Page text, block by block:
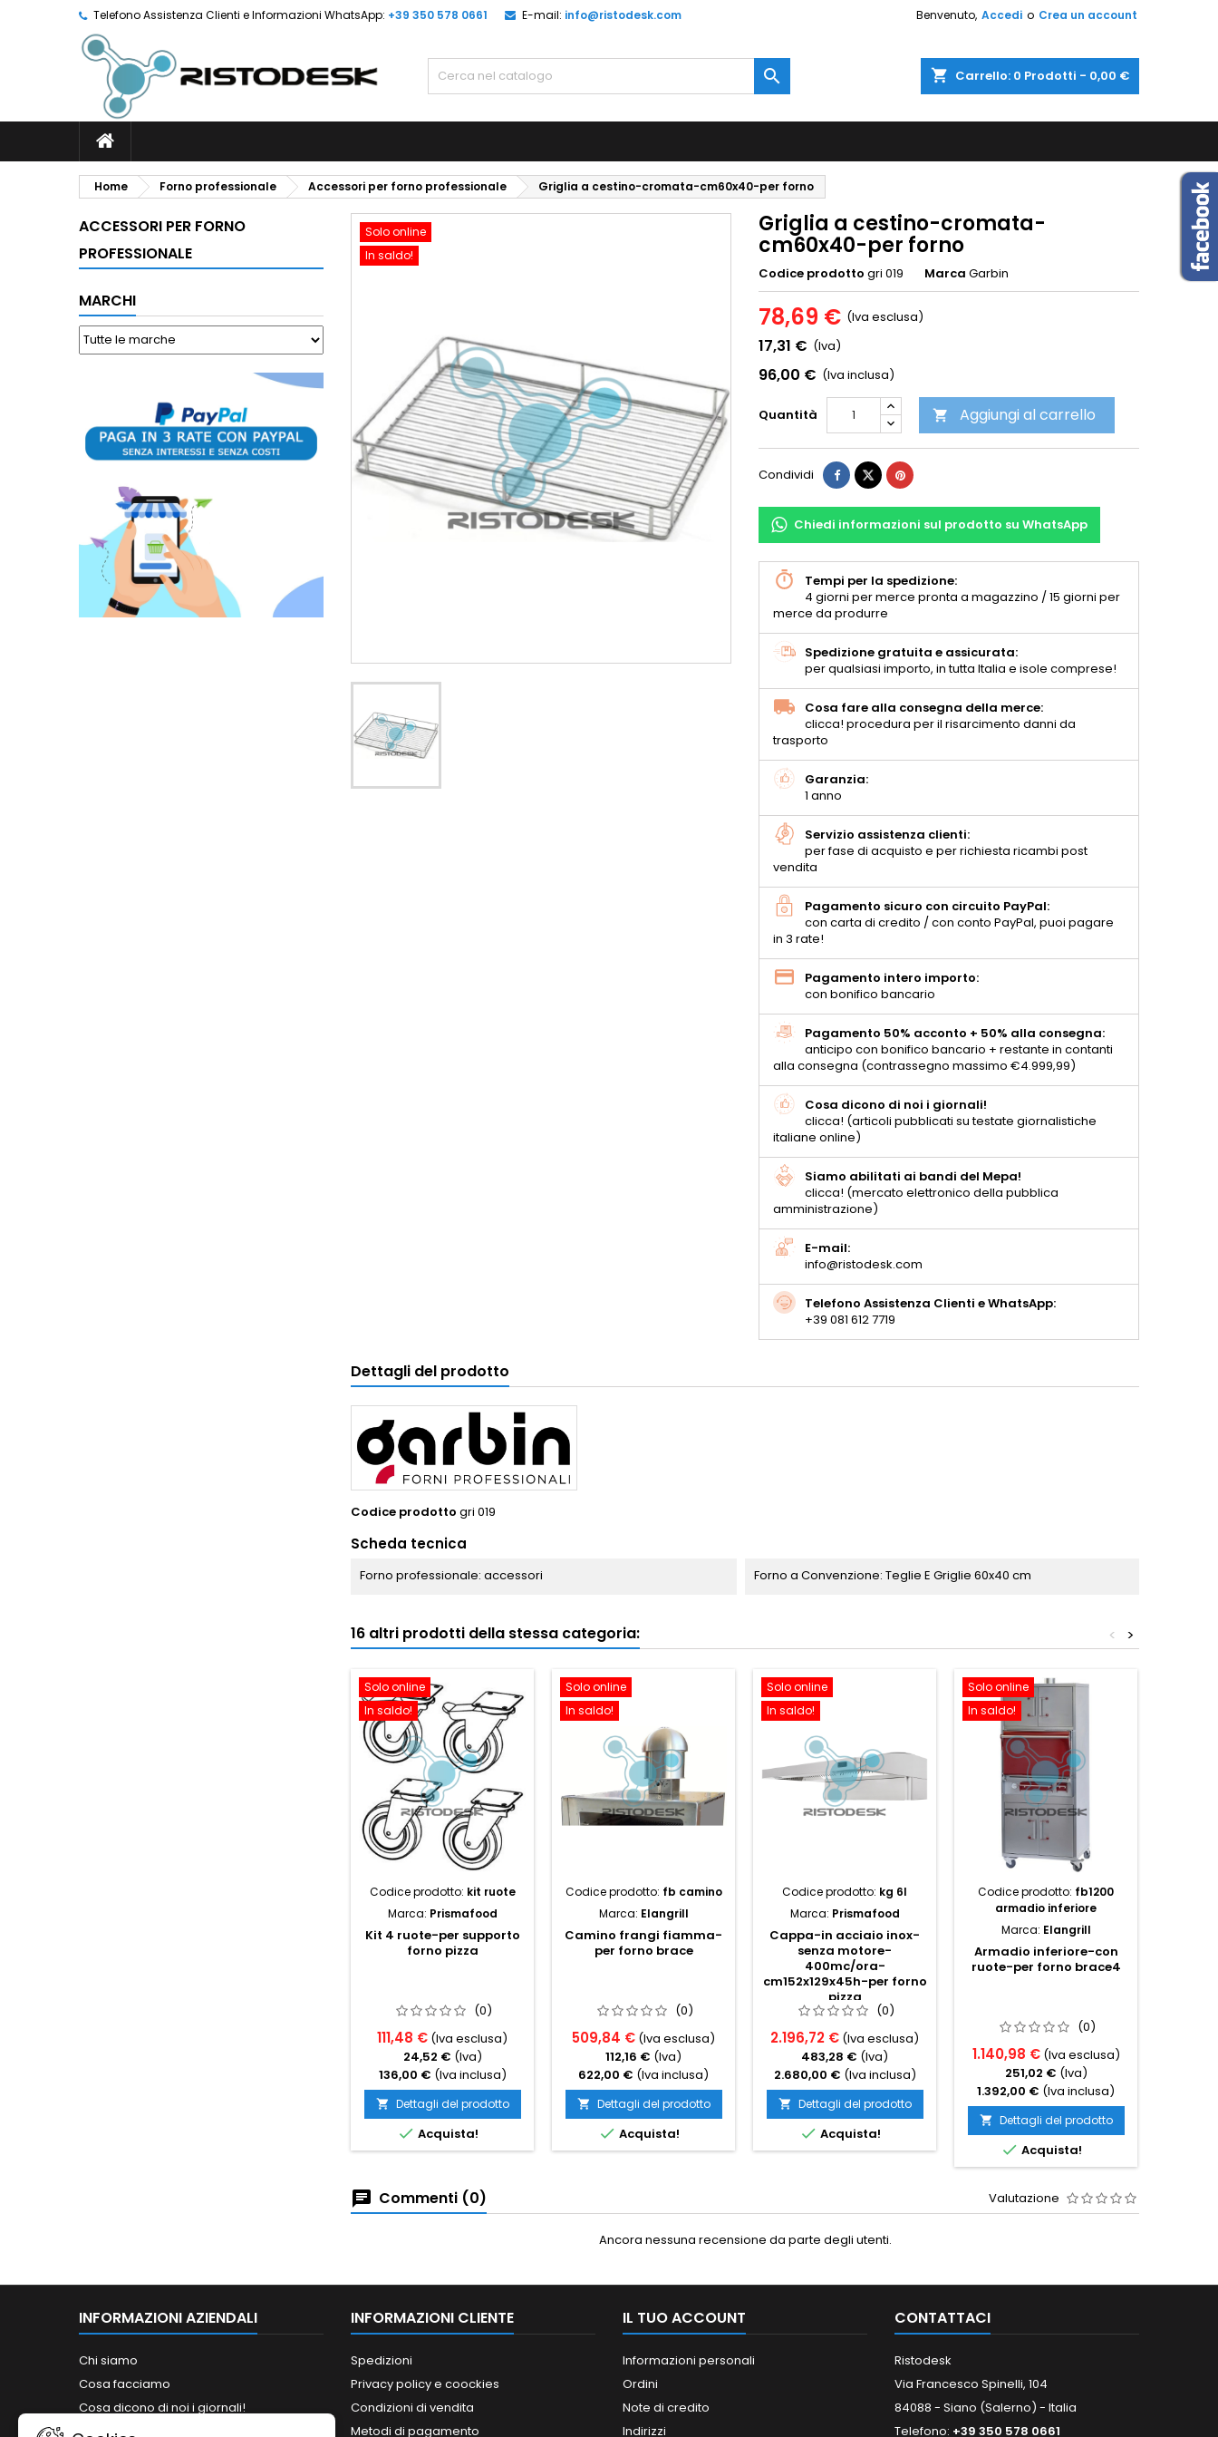
Telefono Assistenza Clienti e Informazioni WhatsApp: +39 350 578 0661 E-mail: info@ristodesk.com Benvenuto, Accedi o Crea un account
shopping_cart Carrello: 0 Prodotti - 0,00 €

Home Forno professionale Accessori per forno professionale Griglia a cestino-cromata-cm60x40-per forno
ACCESSORI PER FORNO
PROFESSIONALE
MARCHI
Solo online
In saldo!
Griglia a cestino-cromata-
cm60x40-per forno
Codice prodotto gri 019 Marca Garbin
78,69 € (Iva esclusa)
17,31 € (Iva)
96,00 € (Iva inclusa)
Quantità  Aggiungi al carrello
Condividi
Chiedi informazioni sul prodotto su WhatsApp
Tempi per la spedizione:
4 giorni per merce pronta a magazzino / 15 giorni per
merce da produrre
Spedizione gratuita e assicurata:
per qualsiasi importo, in tutta Italia e isole comprese!
Cosa fare alla consegna della merce:
clicca! procedura per il risarcimento danni da
trasporto
Garanzia:
1 anno
Servizio assistenza clienti:
per fase di acquisto e per richiesta ricambi post
vendita
Pagamento sicuro con circuito PayPal:
con carta di credito / con conto PayPal, puoi pagare
in 3 rate!
Pagamento intero importo:
con bonifico bancario
Pagamento 50% acconto + 50% alla consegna:
anticipo con bonifico bancario + restante in contanti
alla consegna (contrassegno massimo €4.999,99)
Cosa dicono di noi i giornali!
clicca! (articoli pubblicati su testate giornalistiche
italiane online)
Siamo abilitati ai bandi del Mepa!
clicca! (mercato elettronico della pubblica
amministrazione)
E-mail:
info@ristodesk.com
Telefono Assistenza Clienti e WhatsApp:
+39 081 612 7719
Dettagli del prodotto
Codice prodotto gri 019
Scheda tecnica
Forno professionale: accessori Forno a Convenzione: Teglie E Griglie 60x40 cm
16 altri prodotti della stessa categoria: >
<
Solo online
In saldo!
Codice prodotto: kit ruote
Marca: Prismafood
Kit 4 ruote-per supporto
forno pizza
(0)
111,48 € (Iva esclusa)
24,52 € (Iva)
136,00 € (Iva inclusa)
 Dettagli del prodotto
 Acquista!
Solo online
In saldo!
Codice prodotto: fb camino
Marca: Elangrill
Camino frangi fiamma-
per forno brace
(0)
509,84 € (Iva esclusa)
112,16 € (Iva)
622,00 € (Iva inclusa)
 Dettagli del prodotto
 Acquista!
Solo online
In saldo!
Codice prodotto: kg 6l
Marca: Prismafood
Cappa-in acciaio inox-
senza motore-
400mc/ora-
cm152x129x45h-per forno
pizza
(0)
2.196,72 € (Iva esclusa)
483,28 € (Iva)
2.680,00 € (Iva inclusa)
 Dettagli del prodotto
 Acquista!
Solo online
In saldo!
Codice prodotto: fb1200
armadio inferiore
Marca: Elangrill
Armadio inferiore-con
ruote-per forno brace4
(0)
1.140,98 € (Iva esclusa)
251,02 € (Iva)
1.392,00 € (Iva inclusa)
 Dettagli del prodotto
 Acquista!
Commenti (0) Valutazione
Ancora nessuna recensione da parte degli utenti.
INFORMAZIONI AZIENDALI
Chi siamo
Cosa facciamo
Cosa dicono di noi i giornali!
Siamo abilitati ai bandi del MePA!
INFORMAZIONI CLIENTE
Spedizioni
Privacy policy e coockies
Condizioni di vendita
Metodi di pagamento
IL TUO ACCOUNT
Informazioni personali
Ordini
Note di credito
Indirizzi
CONTATTACI
Ristodesk
Via Francesco Spinelli, 104
84088 - Siano (Salerno) - Italia
Telefono: +39 350 578 0661